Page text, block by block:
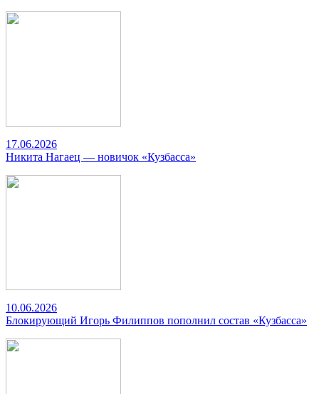
17.06.2026
Никита Нагаец — новичок «Кузбасса»
10.06.2026
Блокирующий Игорь Филиппов пополнил состав «Кузбасса»